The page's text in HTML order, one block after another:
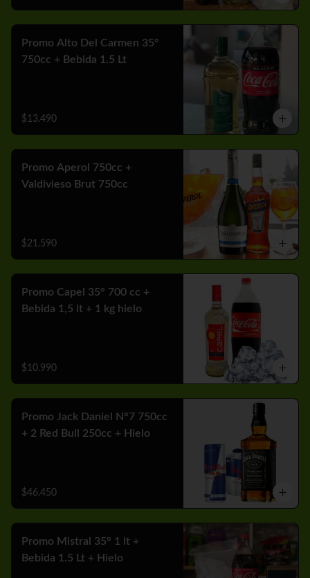
Promo Alto Del Carmen 35°
750cc + Bebida 1.5 Lt
$13.490
Promo Aperol 750cc +
Valdivieso Brut 750cc
$21.590
Promo Capel 35° 700 cc +
Bebida 1,5 lt + 1 kg hielo
$10.990
Promo Jack Daniel N°7 750cc
+ 2 Red Bull 250cc + Hielo
$46.450
Promo Mistral 35° 1 lt +
Bebida 1.5 Lt + Hielo